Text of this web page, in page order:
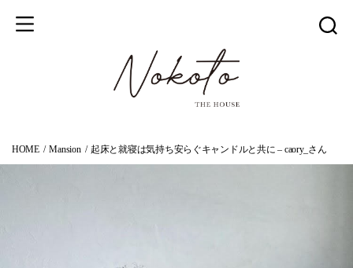
HOME Mansion 起床と就寝は気持ち安らぐキャンドルと共に – caory_さん